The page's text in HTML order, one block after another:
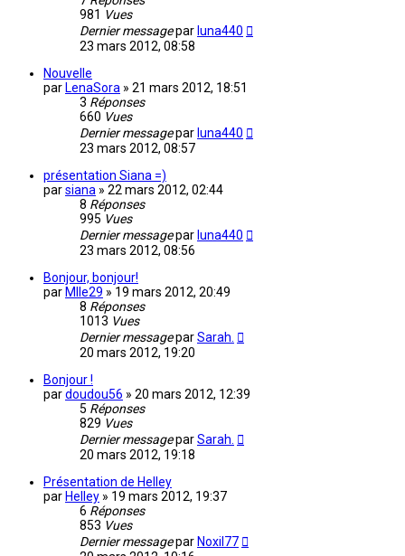
981 Vues
Dernier messagepar luna440
23 mars 2012, 08:58
Nouvelle
par LenaSora » 21 mars 2012, 18:51
3 Réponses
660 Vues
Dernier messagepar luna440
23 mars 2012, 08:57
présentation Siana =)
parsiana » 22 mars 2012, 02:44
8 Réponses
995 Vues
Dernier messagepar luna440
23 mars 2012, 08:56
Bonjour, bonjour!
par Mlle29 » 19 mars 2012, 20:49
8 Réponses
1013 Vues
Dernier messageparSarah.
20 mars 2012, 19:20
Bonjour !
pardoudou56 » 20 mars 2012, 12:39
5 Réponses
829 Vues
Dernier messageparSarah.
20 mars 2012, 19:18
Présentation de Helley
par Helley » 19 mars 2012, 19:37
6 Réponses
853 Vues
Dernier messagepar Noxil77